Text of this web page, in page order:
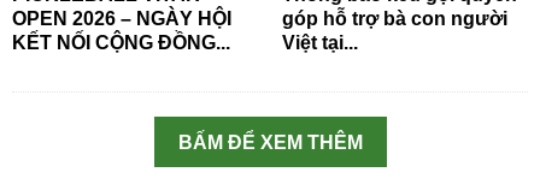
OPEN 2026 – NGÀY HỘI
KẾT NỐI CỘNG ĐỒNG...
góp hỗ trợ bà con người
Việt tại...
BẤM ĐỂ XEM THÊM